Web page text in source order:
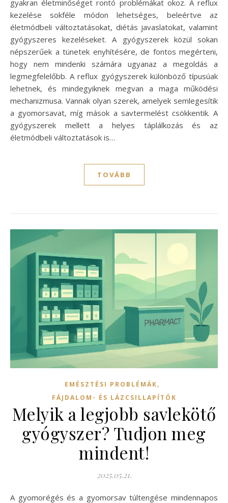
gyakran életminőséget rontó problémákat okoz. A reflux
kezelése sokféle módon lehetséges, beleértve az
életmódbeli változtatásokat, diétás javaslatokat, valamint
gyógyszeres kezeléseket. A gyógyszerek közül sokan
népszerűek a tünetek enyhítésére, de fontos megérteni,
hogy nem mindenki számára ugyanaz a megoldás a
legmegfelelőbb. A reflux gyógyszerek különböző típusúak
lehetnek, és mindegyiknek megvan a maga működési
mechanizmusa. Vannak olyan szerek, amelyek semlegesítik
a gyomorsavat, míg mások a savtermelést csökkentik. A
gyógyszerek mellett a helyes táplálkozás és az
életmódbeli változtatások is…
TOVÁBB
EMÉSZTÉSI PROBLÉMÁK,
FÁJDALOM- ÉS LÁZCSILLAPÍTÓK
Melyik a legjobb savlekötő
gyógyszer? Tudjon meg
mindent!
2025.05.21.
A gyomorégés és a gyomorsav túltengése mindennapos